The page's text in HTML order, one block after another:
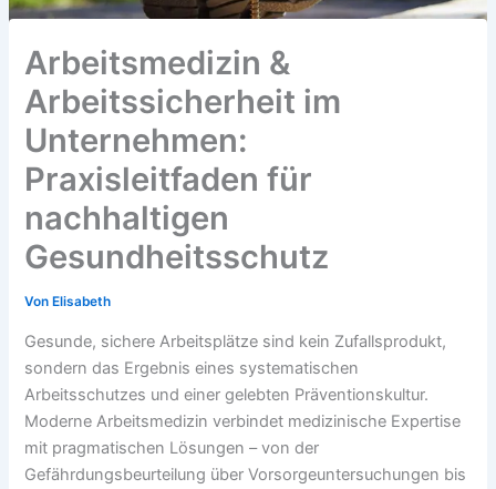
Arbeitsmedizin &
Arbeitssicherheit im
Unternehmen:
Praxisleitfaden für
nachhaltigen
Gesundheitsschutz
Von Elisabeth
Gesunde, sichere Arbeitsplätze sind kein Zufallsprodukt,
sondern das Ergebnis eines systematischen
Arbeitsschutzes und einer gelebten Präventionskultur.
Moderne Arbeitsmedizin verbindet medizinische Expertise
mit pragmatischen Lösungen – von der
Gefährdungsbeurteilung über Vorsorgeuntersuchungen bis